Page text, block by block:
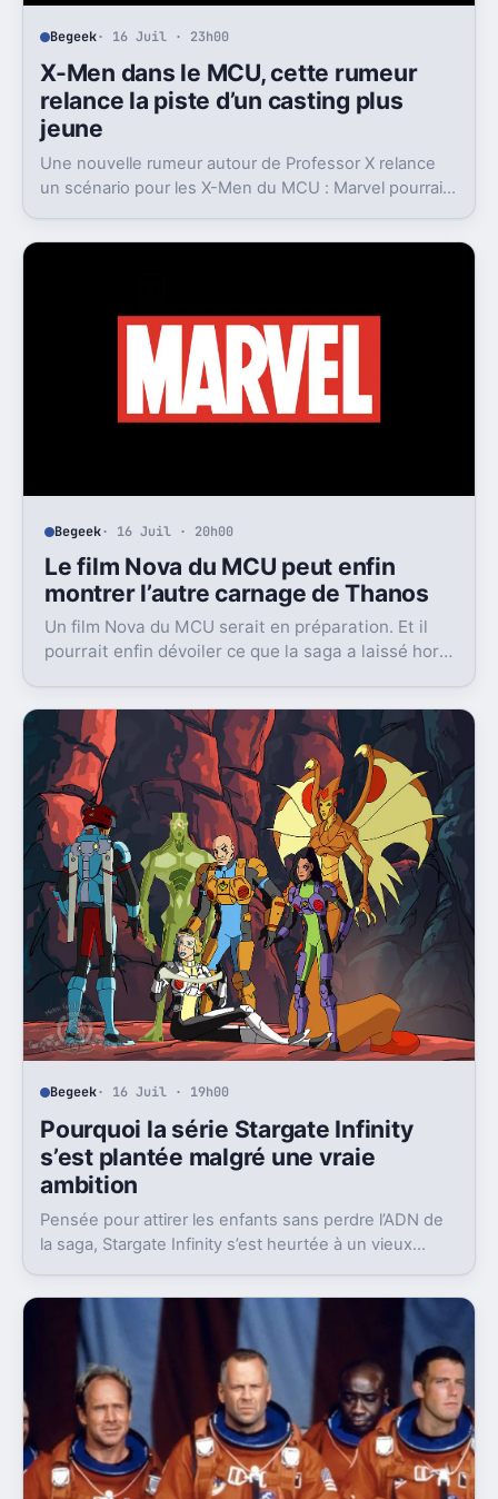
Begeek· 16 Juil · 23h00
X-Men dans le MCU, cette rumeur
relance la piste d’un casting plus
jeune
Une nouvelle rumeur autour de Professor X relance
un scénario pour les X-Men du MCU : Marvel pourrait
Begeek· 16 Juil · 20h00
Le film Nova du MCU peut enfin
montrer l’autre carnage de Thanos
Un film Nova du MCU serait en préparation. Et il
pourrait enfin dévoiler ce que la saga a laissé hors
Begeek· 16 Juil · 19h00
Pourquoi la série Stargate Infinity
s’est plantée malgré une vraie
ambition
Pensée pour attirer les enfants sans perdre l’ADN de
la saga, Stargate Infinity s’est heurtée à un vieux